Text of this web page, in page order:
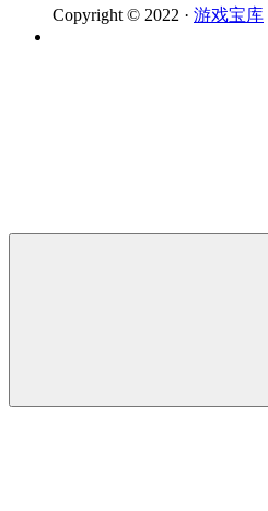
Copyright © 2022 · 游戏宝库